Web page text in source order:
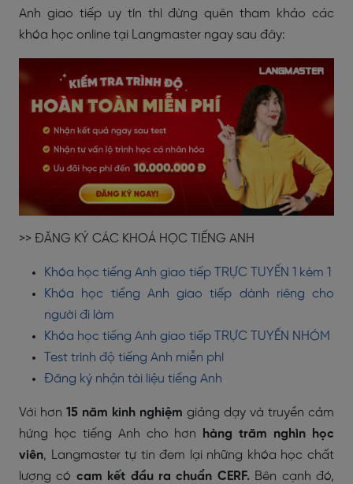
Anh giao tiếp uy tín thì đừng quên tham khảo các
khóa học online tại Langmaster ngay sau đây:
>> ĐĂNG KÝ CÁC KHOÁ HỌC TIẾNG ANH
Khóa học tiếng Anh giao tiếp TRỰC TUYẾN 1 kèm 1
Khóa học tiếng Anh giao tiếp dành riêng cho
người đi làm
Khóa học tiếng Anh giao tiếp TRỰC TUYẾN NHÓM
Test trình độ tiếng Anh miễn phí
Đăng ký nhận tài liệu tiếng Anh
Với hơn 15 năm kinh nghiệm giảng dạy và truyền cảm
hứng học tiếng Anh cho hơn
hàng trăm nghìn học
viên, Langmaster tự tin đem lại những khóa học chất
lượng có cam kết đầu ra chuẩn CERF.Bên cạnh đó,